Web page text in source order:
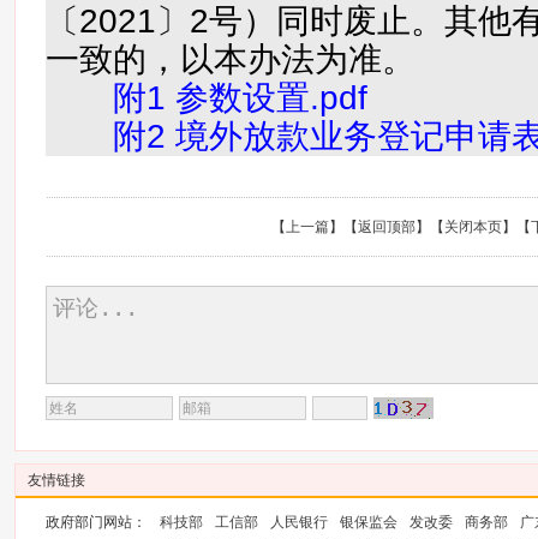
〔2021〕2号）同时废止。其他
一致的，以本办法为准。
附1 参数设置.pdf
附2 境外放款业务登记申请
【上一篇】【返回顶部】【 关闭本页】【
友情链接
政府部门网站： 科技部 工信部 人民银行 银保监会 发改委 商务部
广